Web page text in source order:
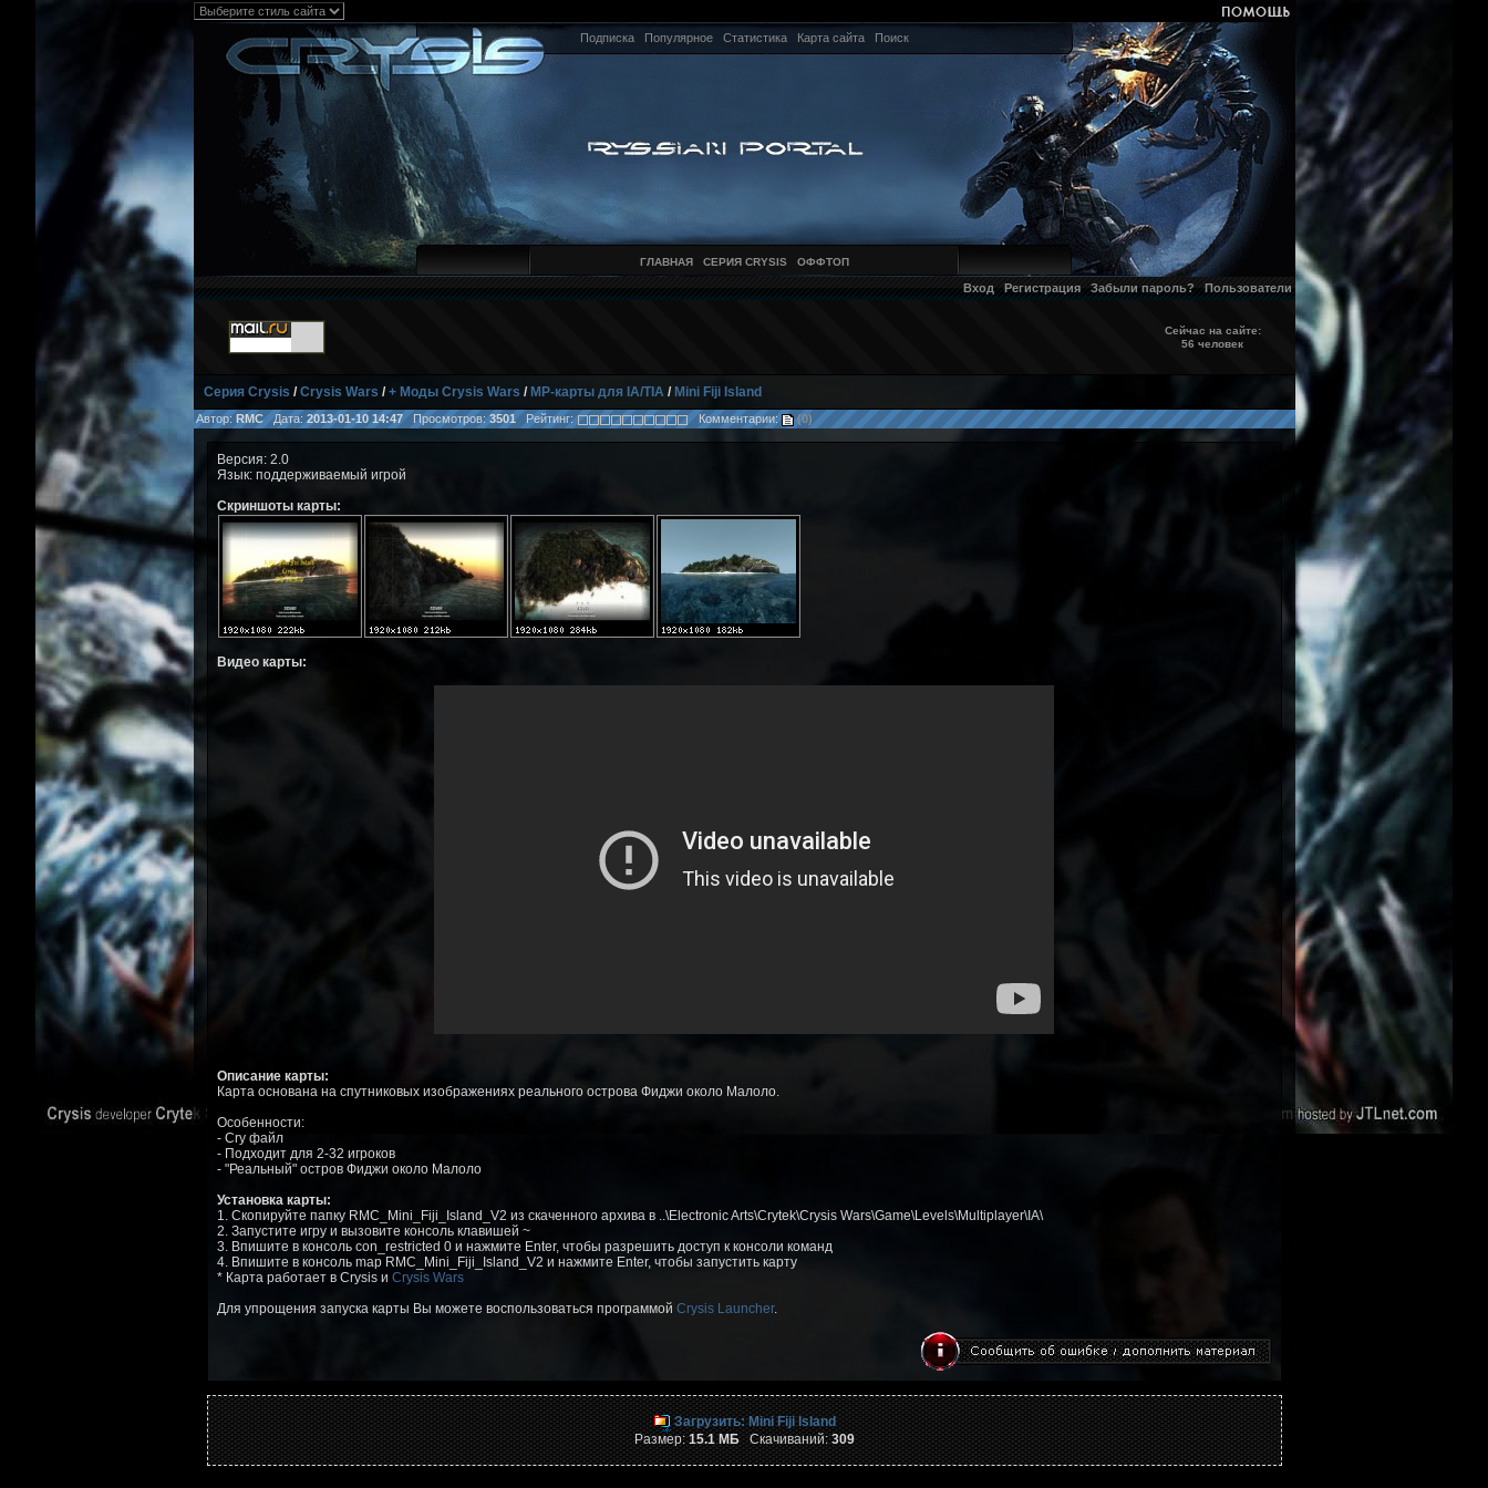
Подписка Популярное Статистика Карта сайта Поиск
ГЛАВНАЯ СЕРИЯ CRYSIS ОФФТОП
Вход Регистрация Забыли пароль? Пользователи
Сейчас на сайте:
56 человек
Серия Crysis /Crysis Wars /+ Моды Crysis Wars / MP-карты для IA/TIA / Mini Fiji Island
Автор: RMCДата: 2013-01-10 14:47Просмотров:3501Рейтинг: Комментарии: (0)
Версия: 2.0
Язык: поддерживаемый игрой
Скриншоты карты:
Видео карты:
Описание карты:
Карта основана на спутниковых изображениях реального острова Фиджи около Малоло.
Особенности:
- Cry файл
- Подходит для 2-32 игроков
- "Реальный" остров Фиджи около Малоло
Установка карты:
1. Скопируйте папку RMC_Mini_Fiji_Island_V2 из скаченного архива в ..\Electronic Arts\Crytek\Crysis Wars\Game\Levels\Multiplayer\IA\
2. Запустите игру и вызовите консоль клавишей ~
3. Впишите в консоль con_restricted 0 и нажмите Enter, чтобы разрешить доступ к консоли команд
4. Впишите в консоль map RMC_Mini_Fiji_Island_V2 и нажмите Enter, чтобы запустить карту
* Карта работает в Crysis и Crysis Wars
Для упрощения запуска карты Вы можете воспользоваться программой Crysis Launcher.
Загрузить: Mini Fiji Island
Размер:15.1 МБСкачиваний:309